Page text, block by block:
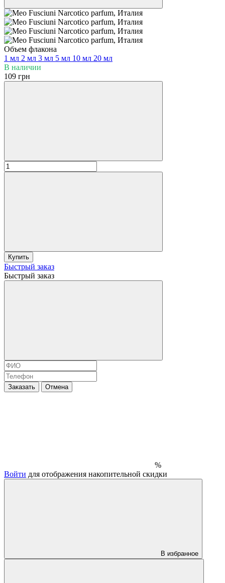
Объем флакона
1 мл 2 мл 3 мл 5 мл 10 мл 20 мл
В наличии
109 грн
Купить
Быстрый заказ
Быстрый заказ
Заказать Отмена
%
Войти для отображения накопительной скидки
В избранное